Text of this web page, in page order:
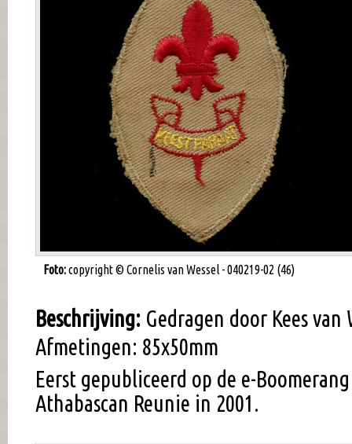
Foto:copyright © Cornelis van Wessel - 040219-02 (46)
Beschrijving: Gedragen door Kees
Afmetingen: 85x50mm
Eerst gepubliceerd op de e-
Athabascan Reunie in 2001.